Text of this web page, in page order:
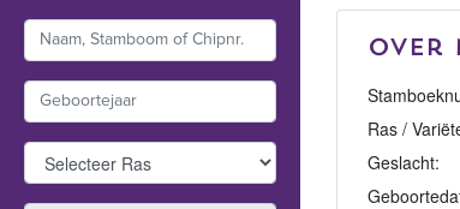
Over
Ras /
Geslacht: